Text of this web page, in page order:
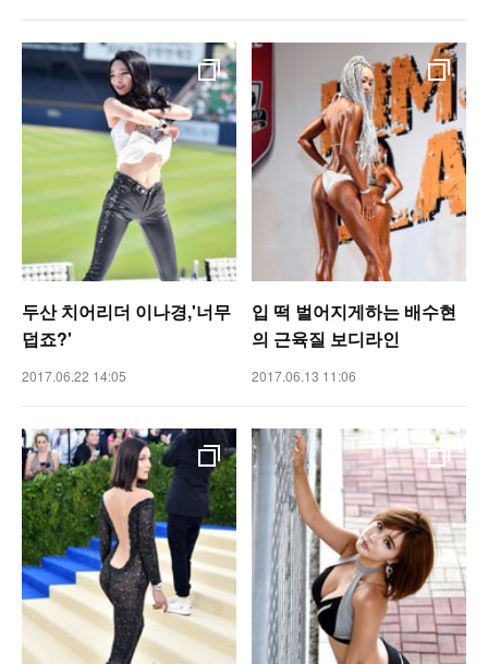
두산 치어리더 이나경,'너무
덥죠?'
2017.06.22 14:05
입 떡 벌어지게하는 배수현
의 근육질 보디라인
2017.06.13 11:06